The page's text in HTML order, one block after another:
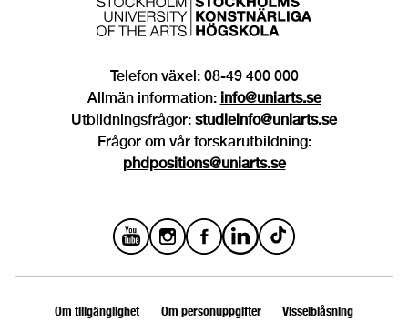
Telefon växel: 08-49 400 000
Allmän information: info@uniarts.se
Utbildningsfrågor: studieinfo@uniarts.se
Frågor om vår forskarutbildning:
phdpositions@uniarts.se
Om tillgänglighet Om personuppgifter Visselblåsning